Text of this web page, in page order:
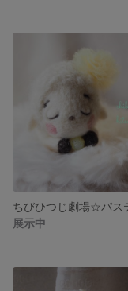
展示中